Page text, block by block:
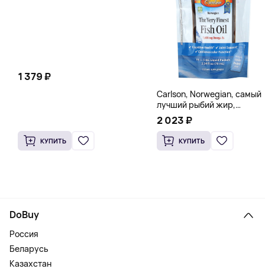
1 379 ₽
КУПИТЬ
Carlson, Norwegian, самый
лучший рыбий жир,
натуральный лимон, 15
пакетиков (5 мл) каждый
2 023 ₽
КУПИТЬ
DoBuy
Россия
Беларусь
Казахстан